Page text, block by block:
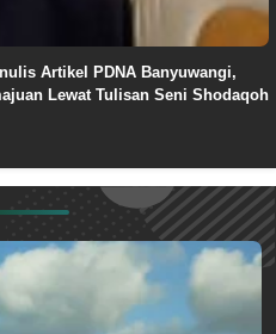
Artikel PDNA Banyuwangi,
Lewat Tulisan Seni Shodaqoh